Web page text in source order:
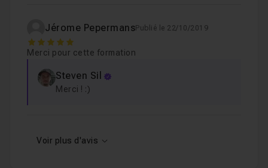
Jérome PepermansPublié le 22/10/2019
5
Merci pour cette formation
Steven Sil
Merci ! :)
Voir plus d'avis